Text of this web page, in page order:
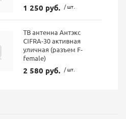
1 250 руб. / шт.
ТВ антенна Антэкс
CIFRA-30 активная
уличная (разъем F-
female)
2 580 руб. / шт.